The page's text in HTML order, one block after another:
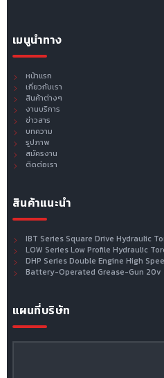
เมนูนำทาง
หน้าแรก
เกี่ยวกับเรา
สินค้าต่างๆ
งานบริการ
ข่าวสาร
บทความ
รูปภาพ
สมัครงาน
ติดต่อเรา
สินค้าแนะนำ
IBT Series Square Drive Hydraulic
LOW Series Low Profile Hydraulic
DHP Series Double Engine High
Battery-Operated Grease-Gun 20v
แผนที่บริษัท